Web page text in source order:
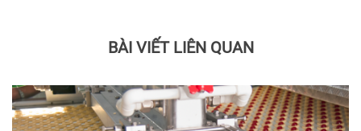
BÀI VIẾT LIÊN QUAN